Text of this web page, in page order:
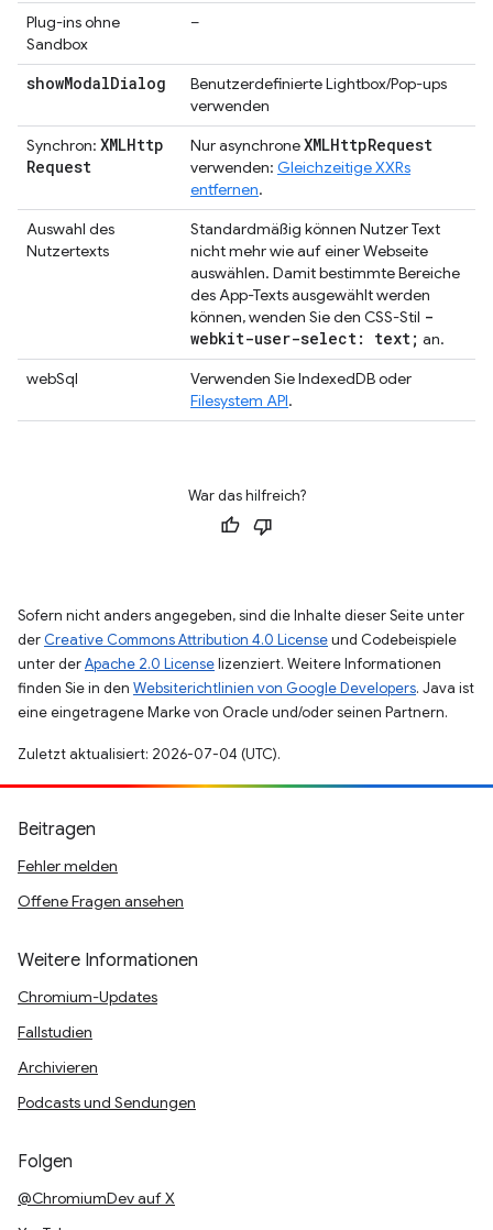
Plug-ins ohne
Sandbox
–
showModalDialog
Benutzerdefinierte Lightbox/Pop-ups
verwenden
Synchron: XMLHttp
Request
Nur asynchroneXMLHttpRequest
verwenden: Gleichzeitige XXRs
entfernen.
Auswahl des
Nutzertexts
Standardmäßig können Nutzer Text
nicht mehr wie auf einer Webseite
auswählen. Damit bestimmte Bereiche
des App-Texts ausgewählt werden
können, wenden Sie den CSS-Stil -
webkit-user-select: text; an.
webSql
Verwenden Sie IndexedDB oder
Filesystem API.
War das hilfreich?
Sofern nicht anders angegeben, sind die Inhalte dieser Seite unter
der Creative Commons Attribution 4.0 Licenseund Codebeispiele
unter derApache 2.0 Licenselizenziert. Weitere Informationen
finden Sie in den Websiterichtlinien von Google Developers. Java ist
eine eingetragene Marke von Oracle und/oder seinen Partnern.
Zuletzt aktualisiert: 2026-07-04 (UTC).
Beitragen
Fehler melden
Offene Fragen ansehen
Weitere Informationen
Chromium-Updates
Fallstudien
Archivieren
Podcasts und Sendungen
Folgen
@ChromiumDev auf X